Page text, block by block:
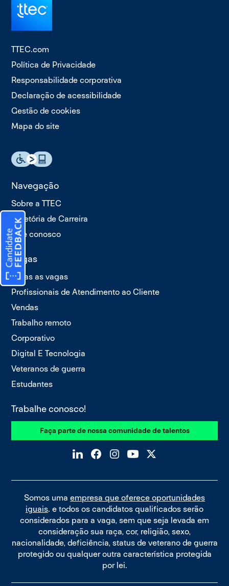
TTEC.com
Política de Privacidade
Responsabilidade corporativa
Declaração de acessibilidade
Gestão de cookies
Mapa do site
Navegação
Sobre a TTEC
Trajetória de Carreira
Fale conosco
Vagas
Todas as vagas
Profissionais de Atendimento ao Cliente
Vendas
Trabalho remoto
Corporativo
Digital E Tecnologia
Veteranos de guerra
Estudantes
Trabalhe conosco!
Faça parte de nossa comunidade de talentos
Somos uma empresa que oferece oportunidades
iguais. e todos os candidatos qualificados serão
considerados para a vaga, sem que seja levada em
consideração sua raça, cor, religião, sexo,
nacionalidade, deficiência, status de veterano de guerra
protegido ou qualquer outra característica protegida
por lei.